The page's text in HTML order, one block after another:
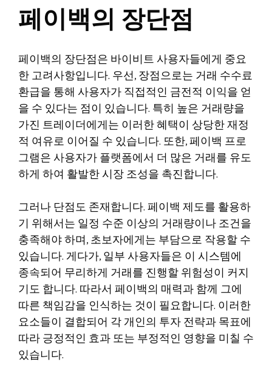
페이백의 장단점
페이백의 장단점은 바이비트 사용자들에게 중요
한 고려사항입니다. 우선, 장점으로는 거래 수수료
환급을 통해 사용자가 직접적인 금전적 이익을 얻
을 수 있다는 점이 있습니다. 특히 높은 거래량을
가진 트레이더에게는 이러한 혜택이 상당한 재정
적 여유로 이어질 수 있습니다. 또한, 페이백 프로
그램은 사용자가 플랫폼에서 더 많은 거래를 유도
하게 하여 활발한 시장 조성을 촉진합니다.
그러나 단점도 존재합니다. 페이백 제도를 활용하
기 위해서는 일정 수준 이상의 거래량이나 조건을
충족해야 하며, 초보자에게는 부담으로 작용할 수
있습니다. 게다가, 일부 사용자들은 이 시스템에
종속되어 무리하게 거래를 진행할 위험성이 커지
기도 합니다. 따라서 페이백의 매력과 함께 그에
따른 책임감을 인식하는 것이 필요합니다. 이러한
요소들이 결합되어 각 개인의 투자 전략과 목표에
따라 긍정적인 효과 또는 부정적인 영향을 미칠 수
있습니다.